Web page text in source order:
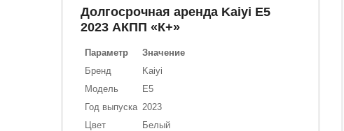
Долгосрочная аренда Kaiyi E5
2023 АКПП «К+»
Параметр
Значение
Бренд
Kaiyi
Модель
E5
Год выпуска 2023
Цвет
Белый